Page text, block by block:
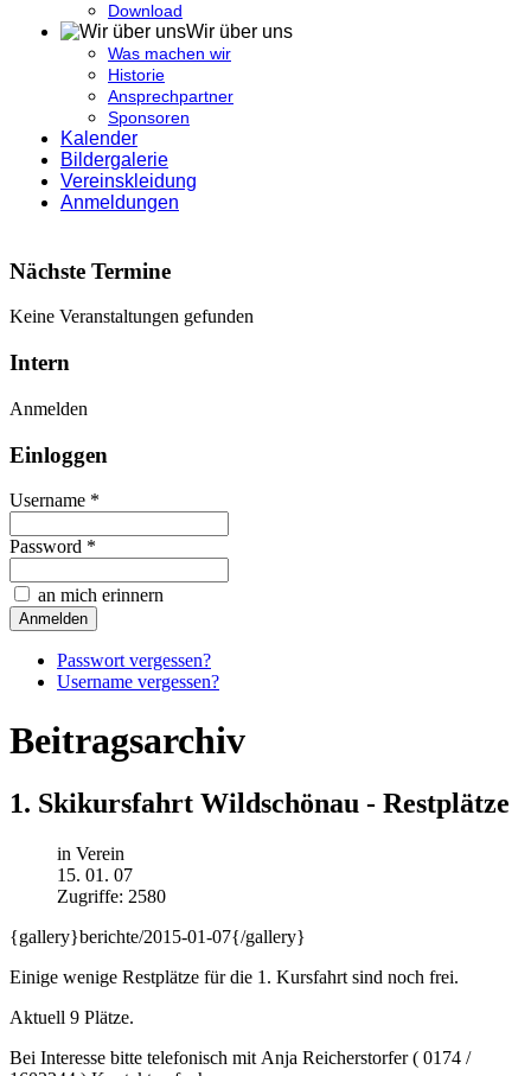
Download
Wir über uns
Was machen wir
Historie
Ansprechpartner
Sponsoren
Kalender
Bildergalerie
Vereinskleidung
Anmeldungen
Nächste Termine
Keine Veranstaltungen gefunden
Intern
Anmelden
Einloggen
Username *
Password *
an mich erinnern
Passwort vergessen?
Username vergessen?
Beitragsarchiv
1. Skikursfahrt Wildschönau - Restplätze
in Verein
15. 01. 07
Zugriffe: 2580
{gallery}berichte/2015-01-07{/gallery}
Einige wenige Restplätze für die 1. Kursfahrt sind noch frei.
Aktuell 9 Plätze.
Bei Interesse bitte telefonisch mit Anja Reicherstorfer ( 0174 /